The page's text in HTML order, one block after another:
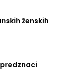
ženskih